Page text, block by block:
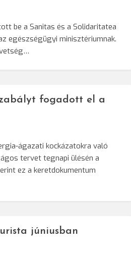
be a Sanitas és a Solidaritatea
egészségügyi minisztériumnak.
fogadott el a
ágazati kockázatokra való
tervet tegnapi ülésén a
ez a keretdokumentum
júniusban